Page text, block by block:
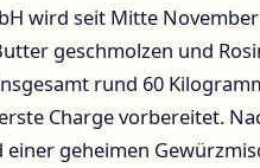
wird seit Mitte
geschmolzen und
rund 60
Charge vorbereitet.
einer geheimen